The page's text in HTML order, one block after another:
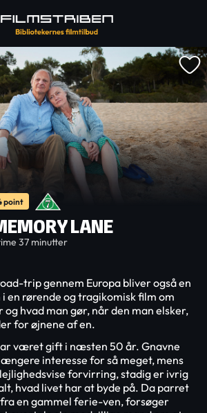
point
LANE
37 minutter
trip gennem Europa bliver også en
en rørende og tragikomisk film om
hvad man gør, når den man elsker,
for øjnene af en.
været gift i næsten 50 år. Gnavne
interesse for så meget, mens
forvirring, stadig er ivrig
hvad livet har at byde på. Da parret
en gammel ferie-ven, forsøger